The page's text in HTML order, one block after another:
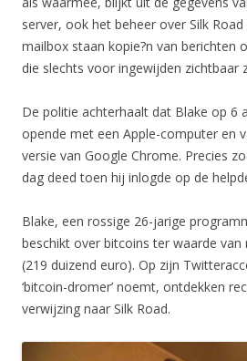
server, ook het beheer over Silk
mailbox staan kopie?n van berichten
die slechts voor ingewijden zichtbaar
De politie achterhaalt dat Blake op 6
opende met een Apple-computer en
versie van Google Chrome. Precies
dag deed toen hij inlogde op de
Blake, een rossige 26-jarige
beschikt over bitcoins ter waarde van
(219 duizend euro). Op zijn
‘bitcoin-dromer’ noemt, ontdekken
verwijzing naar Silk Road.